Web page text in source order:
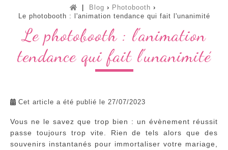
services
Blog
Photobooth
Le photobooth : l'animation tendance qui fait l'unanimité
Le photobooth : l'animation
tendance qui fait l'unanimité
Cet article a été publié le27/07/2023
Vous ne le savez que trop bien : un évènement réussit
passe toujours trop vite. Rien de tels alors que des
souvenirs instantanés pour immortaliser votre mariage,